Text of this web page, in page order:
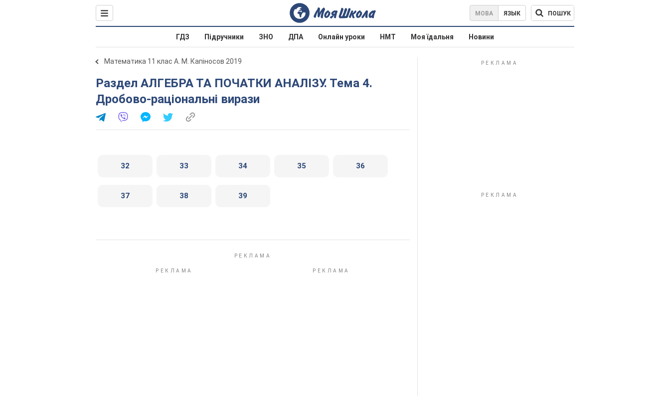
МОВА ЯЗЫК ПОШУК
ГДЗ Підручники ЗНО ДПА Онлайн уроки НМТ Моя їдальня Новини
Математика 11 клас А. М. Капіносов 2019
Раздел АЛГЕБРА ТА ПОЧАТКИ АНАЛІЗУ. Тема 4.
Дробово-раціональні вирази
32 33 34 35 36
37 38 39